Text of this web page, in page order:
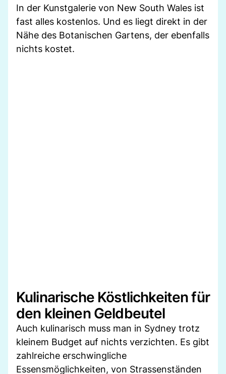
In der Kunstgalerie von New South Wales ist
fast alles kostenlos. Und es liegt direkt in der
Nähe des Botanischen Gartens, der ebenfalls
nichts kostet.
Kulinarische Köstlichkeiten für
den kleinen Geldbeutel
Auch kulinarisch muss man in Sydney trotz
kleinem Budget auf nichts verzichten. Es gibt
zahlreiche erschwingliche
Essensmöglichkeiten, von Strassenständen